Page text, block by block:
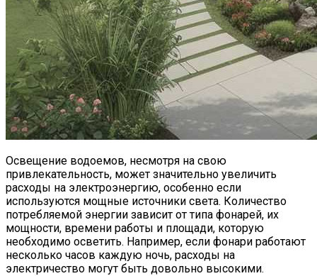
Освещение водоемов, несмотря на свою
привлекательность, может значительно увеличить
расходы на электроэнергию, особенно если
используются мощные источники света. Количество
потребляемой энергии зависит от типа фонарей, их
мощности, времени работы и площади, которую
необходимо осветить. Например, если фонари работают
несколько часов каждую ночь, расходы на
электричество могут быть довольно высокими.